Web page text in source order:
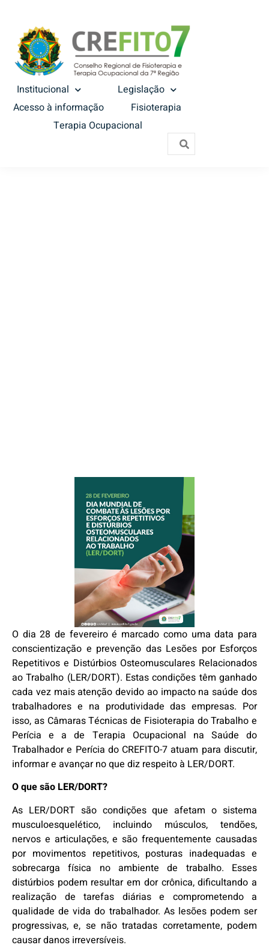
Institucional
Legislação
Acesso à informação
Fisioterapia
Terapia Ocupacional
O dia 28 de fevereiro é marcado como uma data para
conscientização e prevenção das Lesões por Esforços
Repetitivos e Distúrbios Osteomusculares Relacionados
ao Trabalho (LER/DORT). Estas condições têm ganhado
cada vez mais atenção devido ao impacto na saúde dos
trabalhadores e na produtividade das empresas. Por
isso, as Câmaras Técnicas de Fisioterapia do Trabalho e
Perícia e a de Terapia Ocupacional na Saúde do
Trabalhador e Perícia do CREFITO-7 atuam para discutir,
informar e avançar no que diz respeito à LER/DORT.
O que são LER/DORT?
As LER/DORT são condições que afetam o sistema
musculoesquelético, incluindo músculos, tendões,
nervos e articulações, e são frequentemente causadas
por movimentos repetitivos, posturas inadequadas e
sobrecarga física no ambiente de trabalho. Esses
distúrbios podem resultar em dor crônica, dificultando a
realização de tarefas diárias e comprometendo a
qualidade de vida do trabalhador. As lesões podem ser
progressivas, e, se não tratadas corretamente, podem
causar danos irreversíveis.